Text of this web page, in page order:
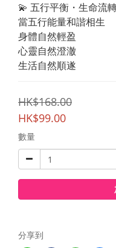
💫 五行平衡・生命流
當五行能量和諧相生
身體自然輕盈
心靈自然澄澈
生活自然順遂
HK$168.00
HK$99.00
數量
分享到